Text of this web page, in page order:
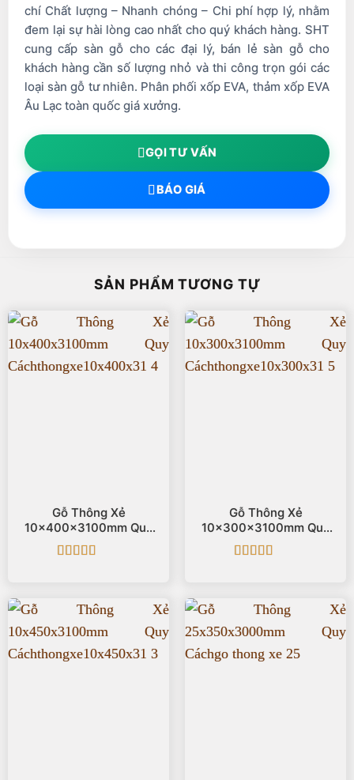
chí Chất lượng – Nhanh chóng – Chi phí hợp lý, nhằm
đem lại sự hài lòng cao nhất cho quý khách hàng. SHT
cung cấp sàn gỗ cho các đại lý, bán lẻ sàn gỗ cho
khách hàng cần số lượng nhỏ và thi công trọn gói các
loại sàn gỗ tư nhiên. Phân phối xốp EVA, thảm xốp EVA
Âu Lạc toàn quốc giá xưởng.
GỌI TƯ VẤN
BÁO GIÁ
SẢN PHẨM TƯƠNG TỰ
Gỗ Thông Xẻ
10x400x3100mm Quy
Cách
Gỗ Thông Xẻ
10x300x3100mm Quy
Cách